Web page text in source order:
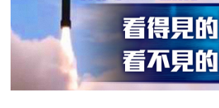
日
時事